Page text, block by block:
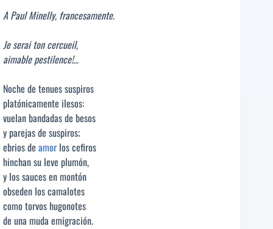
A Paul Minelly, francesamente.
Je serai ton cercueil,
aimable pestilence!…
Noche de tenues suspiros
platónicamente ilesos:
vuelan bandadas de besos
y parejas de suspiros;
ebrios de amor los cefiros
hinchan su leve plumón,
y los sauces en montón
obseden los camalotes
como torvos hugonotes
de una muda emigración.